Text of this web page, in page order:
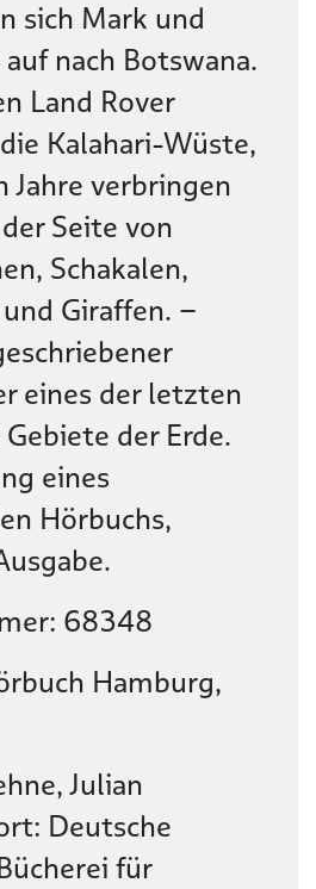
sich Mark und
nach Botswana.
Land Rover
Kalahari-Wüste,
Jahre verbringen
Seite von
Schakalen,
Giraffen. –
eines der letzten
der Erde.
eines
Hörbuchs,
68348
Hamburg,
Julian
Deutsche
für